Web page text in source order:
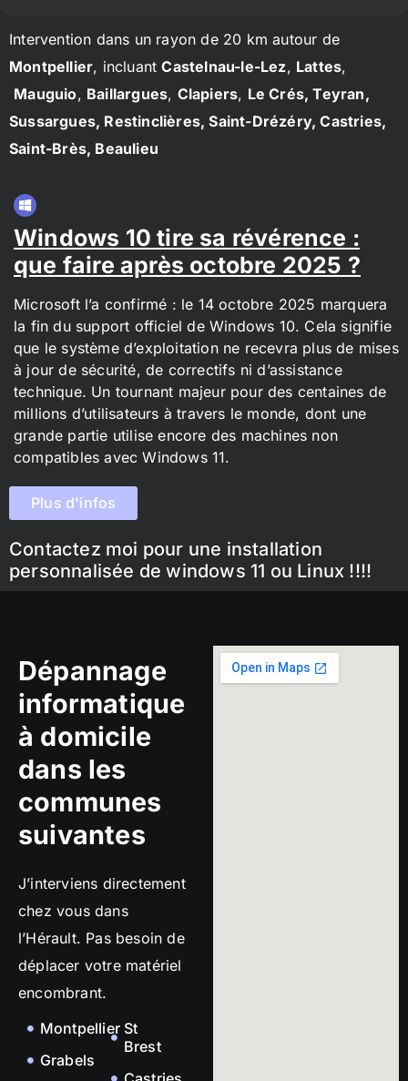
Intervention dans un rayon de 20 km autour de
Montpellier, incluantCastelnau-le-Lez, Lattes,
Mauguio, Baillargues, Clapiers, Le Crés, Teyran,
Sussargues, Restinclières, Saint-Drézéry, Castries,
Saint-Brès, Beaulieu
Windows 10 tire sa révérence :
que faire après octobre 2025 ?
Microsoft l’a confirmé : le 14 octobre 2025 marquera
la fin du support officiel de Windows 10. Cela signifie
que le système d’exploitation ne recevra plus de mises
à jour de sécurité, de correctifs ni d’assistance
technique. Un tournant majeur pour des centaines de
millions d’utilisateurs à travers le monde, dont une
grande partie utilise encore des machines non
compatibles avec Windows 11.
Plus d'infos
Contactez moi pour une installation
personnalisée de windows 11 ou Linux !!!!
Dépannage
informatique
à domicile
dans les
communes
suivantes
J’interviens directement
chez vous dans
l’Hérault. Pas besoin de
déplacer votre matériel
encombrant.
Montpellier
Grabels
St
Brest